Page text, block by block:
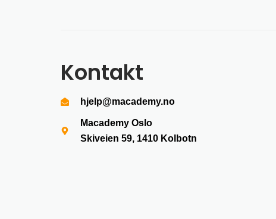
Kontakt
hjelp@macademy.no
Macademy Oslo
Skiveien 59, 1410 Kolbotn